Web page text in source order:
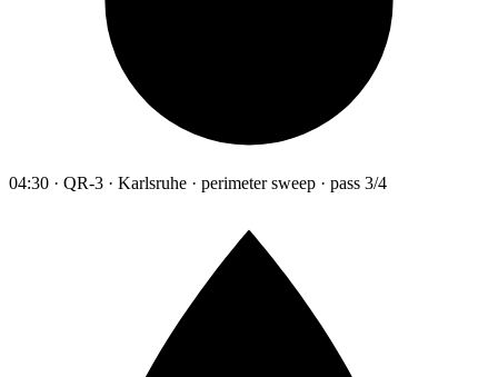
04:30 · QR-3 · Karlsruhe · perimeter sweep · pass 3/4